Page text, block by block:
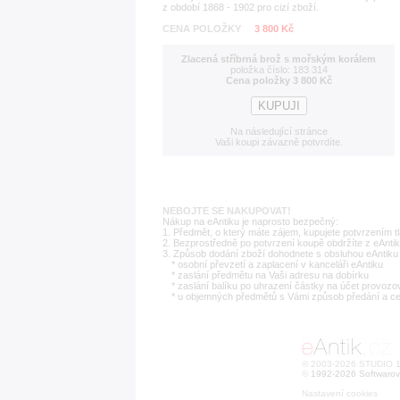
z období 1868 - 1902 pro cizí zboží.
CENA POLOŽKY
3 800 Kč
Zlacená stříbrná brož s mořským korálem
položka číslo: 183 314
Cena položky 3 800 Kč
Na následující stránce
Vaši koupi závazně potvrdíte.
NEBOJTE SE NAKUPOVAT!
Nákup na eAntiku je naprosto bezpečný:
1. Předmět, o který máte zájem, kupujete potvrzením
2. Bezprostředně po potvrzení koupě obdržíte z
3. Způsob dodání zboží dohodnete s obsluhou
* osobní převzetí a zaplacení v kanceláři eAntiku
* zaslání předmětu na Vaši adresu na dobírku
* zaslání balíku po uhrazení částky na účet
* u objemných předmětů s Vámi způsob předání a
© 2003-2026 STUDIO
1992-2026
Nastavení cookies